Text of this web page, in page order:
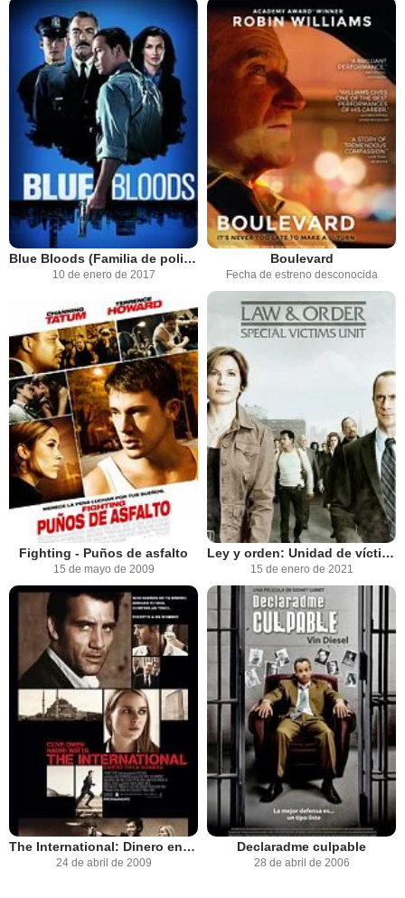
Blue Bloods (Familia de policías)
10 de enero de 2017
Boulevard
Fecha de estreno desconocida
Fighting - Puños de asfalto
15 de mayo de 2009
Ley y orden: Unidad de víctimas especiales
15 de enero de 2021
The International: Dinero en la sombra
24 de abril de 2009
Declaradme culpable
28 de abril de 2006